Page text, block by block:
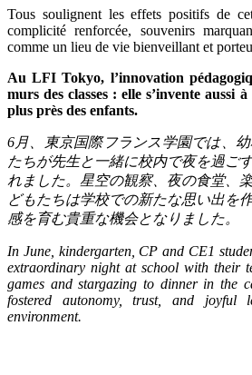
Tous soulignent les effets positifs de
complicité renforcée, souvenirs
comme un lieu de vie bienveillant et
Au LFI Tokyo, l’innovation
murs des classes : elle s’invente aussi
plus près des enfants.
6月、東京国際フランス学園では、幼
たちが先生と一緒に校内で夜を過ご
れました。星空の観察、夜の食堂、
どもたちは学校での新たな思い出を
感を育む貴重な機会となりました。
In June, kindergarten, CP and CE1
extraordinary night at school with their
games and stargazing to dinner in the
fostered autonomy, trust, and
environment.